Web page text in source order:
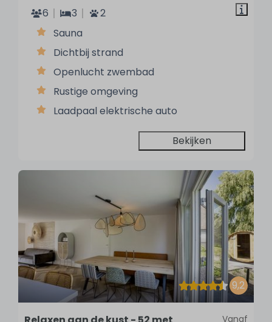
6
3
2
Sauna
Dichtbij strand
Openlucht zwembad
Rustige omgeving
Laadpaal elektrische auto
Bekijken
9,2
Vanaf